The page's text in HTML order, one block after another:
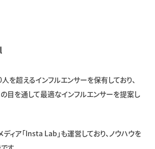
超えるインフルエンサーを保有しており、
の目を通して最適なインフルエンサーを提案し
ィア「Insta Lab」も運営しており、ノウハウを